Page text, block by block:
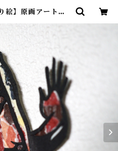
絵】原画アート『t